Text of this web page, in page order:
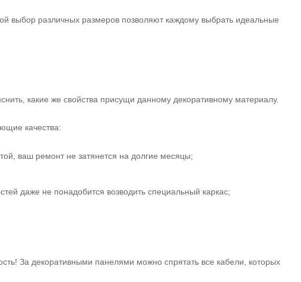
выбор различных размеров позволяют каждому выбрать идеальные
какие же свойства присущи данному декоративному материалу.
качества:
ваш ремонт не затянется на долгие месяцы;
даже не понадобится возводить специальный каркас;
За декоративными панелями можно спрятать все кабели, которых